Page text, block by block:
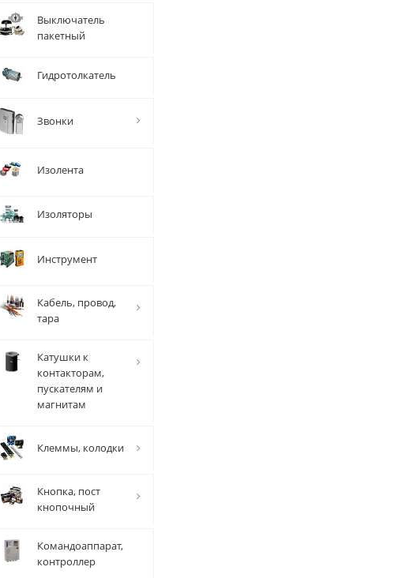
Выключатель
пакетный
Гидротолкатель
Звонки
Изолента
Изоляторы
Инструмент
Кабель, провод,
тара
Катушки к
контакторам,
пускателям и
магнитам
Клеммы, колодки
Кнопка, пост
кнопочный
Командоаппарат,
контроллер